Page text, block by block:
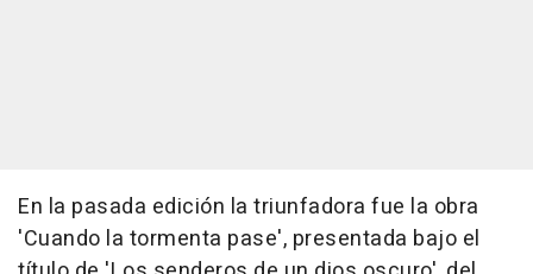
En la pasada edición la triunfadora fue la obra
'Cuando la tormenta pase', presentada bajo el